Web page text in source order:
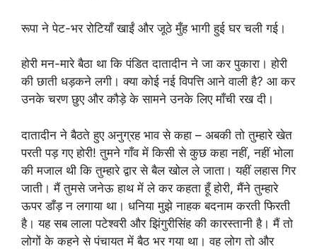
रूपा ने पेट-भर रोटियाँ खाईं और जूठे मुँह भागी हुई घर चली गई।
होरी मन-मारे बैठा था कि पंडित दातादीन ने जा कर पुकारा। होरी
की छाती धड़कने लगी। क्या कोई नई विपत्ति आने वाली है? आ कर
उनके चरण छुए और कौड़े के सामने उनके लिए माँची रख दी।
दातादीन ने बैठते हुए अनुग्रह भाव से कहा – अबकी तो तुम्हारे खेत
परती पड़ गए होरी! तुमने गाँव में किसी से कुछ कहा नहीं, नहीं भोला
की मजाल थी कि तुम्हारे द्वार से बैल खोल ले जाता। यहीं लहास गिर
जाती। मैं तुमसे जनेऊ हाथ में ले कर कहता हूँ होरी, मैंने तुम्हारे
ऊपर डाँड़ न लगाया था। धनिया मुझे नाहक बदनाम करती फिरती
है। यह सब लाला पटेश्वरी और झिंगुरीसिंह की कारस्तानी है। मैं तो
लोगों के कहने से पंचायत में बैठ भर गया था। वह लोग तो और